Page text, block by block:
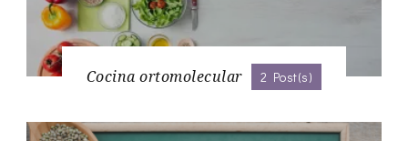
Cocina ortomolecular 2 Post(s)